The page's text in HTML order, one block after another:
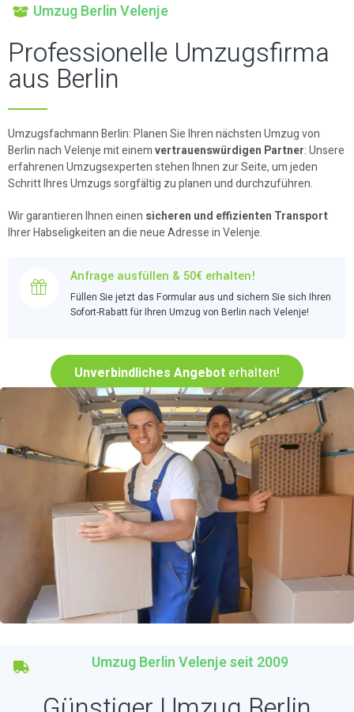
Umzug Berlin Velenje
Professionelle Umzugsfirma
aus Berlin
Umzugsfachmann Berlin: Planen Sie Ihren nächsten Umzug von
Berlin nach Velenje mit einemvertrauenswürdigen Partner: Unsere
erfahrenen Umzugsexperten stehen Ihnen zur Seite, um jeden
Schritt Ihres Umzugs sorgfältig zu planen und durchzuführen.
Wir garantieren Ihnen einen sicheren und effizienten Transport
Ihrer Habseligkeiten an die neue Adresse in Velenje.
Anfrage ausfüllen & 50€ erhalten!
Füllen Sie jetzt das Formular aus und sichern Sie sich Ihren
Sofort-Rabatt für Ihren Umzug von Berlin nach Velenje!
Unverbindliches Angebot erhalten!
Umzug Berlin Velenje seit 2009